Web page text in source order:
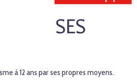
SES
à 12 ans par ses propres moyens.